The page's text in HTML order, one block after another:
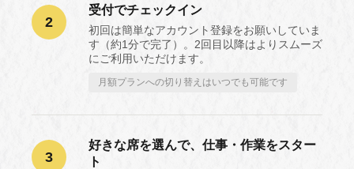
2
受付でチェックイン
初回は簡単なアカウント登録をお願いしていま
す（約1分で完了）。2回目以降はよりスムーズ
にご利用いただけます。
月額プランへの切り替えはいつでも可能です
3
好きな席を選んで、仕事・作業をスター
ト